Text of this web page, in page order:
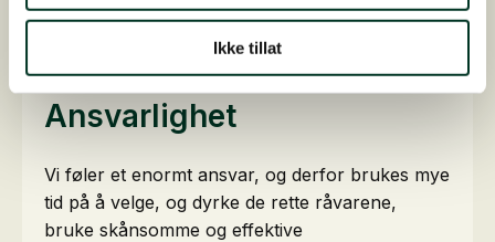
Ikke tillat
Ansvarlighet
Vi føler et enormt ansvar, og derfor brukes mye
tid på å velge, og dyrke de rette råvarene,
bruke skånsomme og effektive